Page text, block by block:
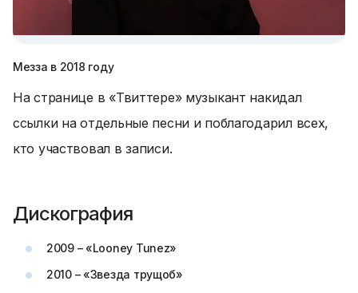
Мезза в 2018 году
На странице в «Твиттере» музыкант накидал
ссылки на отдельные песни и поблагодарил всех,
кто участвовал в записи.
Дискография
2009 – «Looney Tunez»
2010 – «Звезда трущоб»